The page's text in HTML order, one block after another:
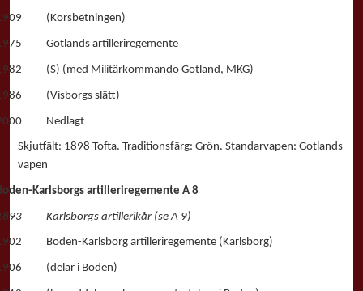
(Korsbetningen)
Gotlands artilleriregemente
(S) (med Militärkommando Gotland, MKG)
(Visborgs slätt)
Nedlagt
Skjutfält: 1898 Tofta. Traditionsfärg: Grön. Standarvapen: Gotlands
vapen
Karlsborgs artilleriregemente A 8
Karlsborgs artillerikår (se A 9)
Boden-Karlsborg artilleriregemente (Karlsborg)
(delar i Boden)